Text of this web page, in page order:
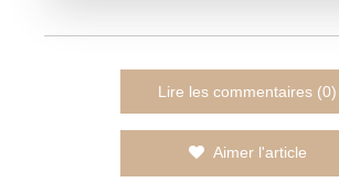
Lire les commentaires (0)
Aimer l'article